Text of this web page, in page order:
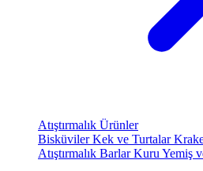
Atıştırmalık Ürünler
BisküvilerKek ve Turtalar
Atıştırmalık BarlarKuru Yemiş